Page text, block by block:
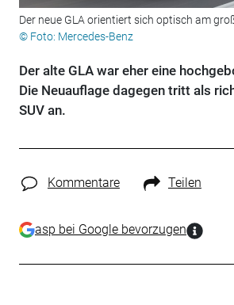
Der neue GLA orientiert sich optisch am
© Foto: Mercedes-Benz
Der alte GLA war eher eine
Die Neuauflage dagegen tritt als
SUV an.
Kommentare Teilen
asp bei Google bevorzugen